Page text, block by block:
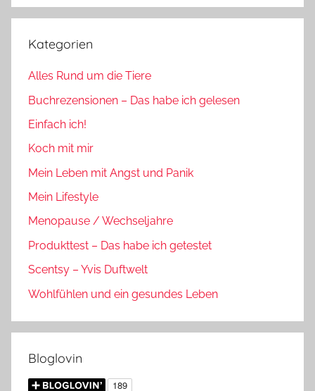
Kategorien
Alles Rund um die Tiere
Buchrezensionen – Das habe ich gelesen
Einfach ich!
Koch mit mir
Mein Leben mit Angst und Panik
Mein Lifestyle
Menopause / Wechseljahre
Produkttest – Das habe ich getestet
Scentsy – Yvis Duftwelt
Wohlfühlen und ein gesundes Leben
Bloglovin